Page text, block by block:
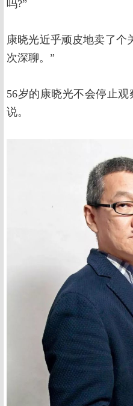
吗?”
康晓光近乎顽皮地卖了个
次深聊。”
56岁的康晓光不会停止
说。